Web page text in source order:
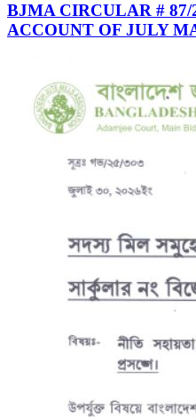
BJMA CIRCULAR #
ACCOUNT OF JULY